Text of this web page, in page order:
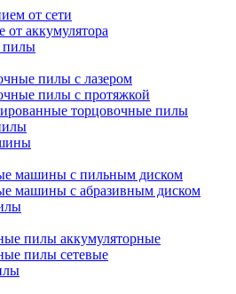
от сети
от аккумулятора
пилы
пилы с лазером
пилы с протяжкой
торцовочные пилы
машины с пильным диском
машины с абразивным диском
пилы аккумуляторные
пилы сетевые